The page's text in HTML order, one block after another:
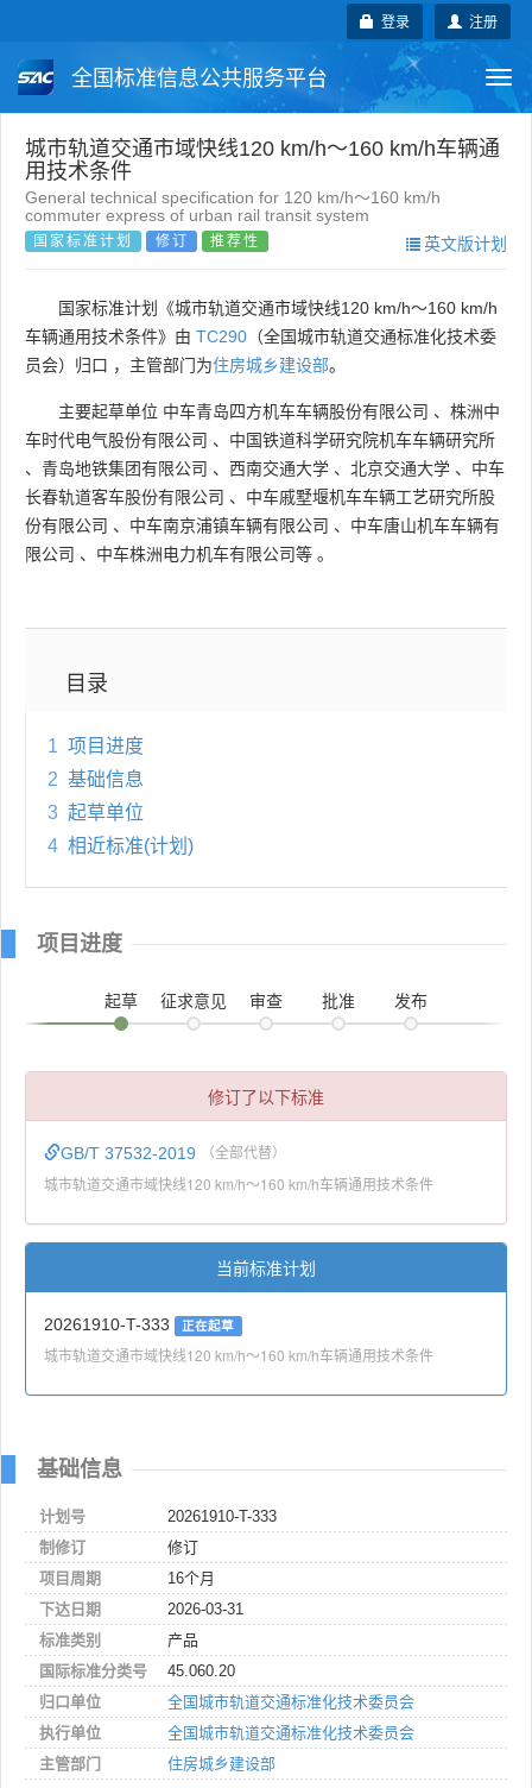
注册
登录
全国标准信息公共服务平台
国家标准 行业标准 地方标准
团体标准 企业标准 国际标准
城市轨道交通市域快线120 km/h～160 km/h车辆通
用技术条件
General technical specification for 120 km/h～160 km/h
commuter express of urban rail transit system
国家标准计划 修订 推荐性 英文版计划
国家标准计划《城市轨道交通市域快线120 km/h～160 km/h
车辆通用技术条件》由 TC290 （全国城市轨道交通标准化技术委
员会）归口 ，主管部门为住房城乡建设部。
主要起草单位 中车青岛四方机车车辆股份有限公司 、 株洲中
车时代电气股份有限公司 、 中国铁道科学研究院机车车辆研究所
、 青岛地铁集团有限公司 、 西南交通大学 、 北京交通大学 、 中车
长春轨道客车股份有限公司 、 中车戚墅堰机车车辆工艺研究所股
份有限公司 、 中车南京浦镇车辆有限公司 、 中车唐山机车车辆有
限公司 、 中车株洲电力机车有限公司等 。
目录
1 项目进度
2 基础信息
3 起草单位
4 相近标准(计划)
项目进度
起草 征求意见 审查 批准 发布
修订了以下标准
GB/T 37532-2019 （全部代替）
城市轨道交通市域快线120 km/h～160 km/h车辆通用技术条件
当前标准计划
20261910-T-333 正在起草
城市轨道交通市域快线120 km/h～160 km/h车辆通用技术条件
基础信息
计划号
20261910-T-333
制修订
修订
项目周期
16个月
下达日期
2026-03-31
标准类别
产品
国际标准分类号
45.060.20
归口单位
全国城市轨道交通标准化技术委员会
执行单位
全国城市轨道交通标准化技术委员会
主管部门
住房城乡建设部